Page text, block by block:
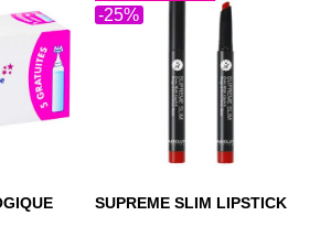
-25%
SUPREME SLIM LIPSTICK